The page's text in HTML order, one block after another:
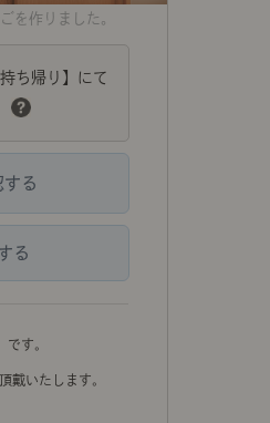
を作りました。
ち帰り】にて
る
る
です。
戴いたします。